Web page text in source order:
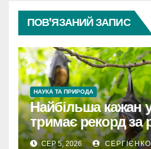
ПОВ’ЯЗАНИЙ ЗАПИС
НАУКА ТА ПРИРОДА
Найбільша кажан у
тримає рекорд за
крил
СЕР 5, 2026